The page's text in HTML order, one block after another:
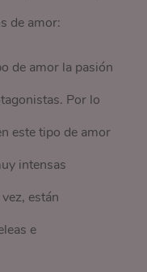
de amor:
de amor la pasión
Por lo
este tipo de amor
intensas
están
e